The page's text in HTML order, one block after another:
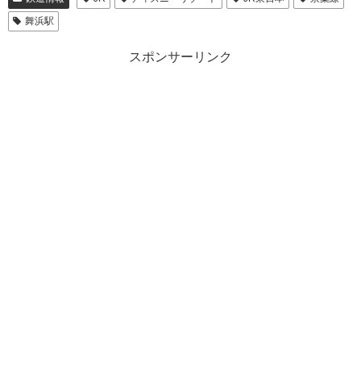
舞浜駅
スポンサーリンク